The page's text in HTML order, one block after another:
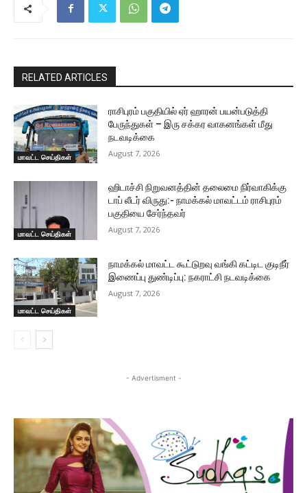
RELATED ARTICLES
மாவட்ட செய்திகள்
ராசிபுரம் பகுதியில் ஏர் ஹாரன் பயன்படுத்தி
பேருந்துகள் – இரு சக்கர வாகனங்கள் மீது
நடவடிக்கை
August 7, 2026
மாவட்ட செய்திகள்
ஹிடாச்சி நிறுவனத்தின் தலைமை நிர்வாகிக்கு
டாப் லீடர் விருது:- நாமக்கல் மாவட்டம் ராசிபுரம்
பகுதியை சேர்ந்தவர்
August 7, 2026
மாவட்ட செய்திகள்
நாமக்கல் மாவட்ட கூட்டுறவு வங்கி கட்டிட குடிநீர்
இணைப்பு துண்டிப்பு: நகராட்சி நடவடிக்கை
August 7, 2026
- Advertisment -